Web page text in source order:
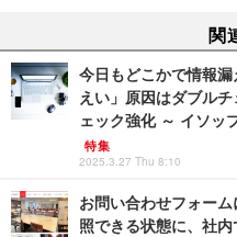
関
今日もどこかで情報
えい」原因はダブル
ェック強化 ～ イソッ
特集
2025.3.27 Thu 8:10
お問い合わせフォー
照できる状態に、社